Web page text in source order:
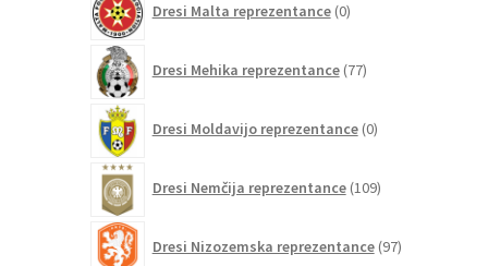
Dresi Malta reprezentance 0izdelkov
Dresi Mehika reprezentance 77izdelkov
Dresi Moldavijo reprezentance 0izdelkov
Dresi Nemčija reprezentance 109izdelkov
Dresi Nizozemska reprezentance 97izdelkov